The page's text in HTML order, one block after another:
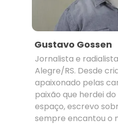
Gustavo Gossen
Jornalista e
Alegre/RS. Desde
apaixonado pelas
paixão que herdei
espaço, escrevo
sempre encantou o